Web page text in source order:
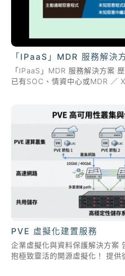
「IPaaS」MDR 服務解決
「IPaaS」MDR 服務解決方案
已有SOC、情資中心或MDR ／
PVE 虛擬化建置服務
企業虛擬化與資料保護解決方案
抱極致靈活的開源虛擬化！ 提供